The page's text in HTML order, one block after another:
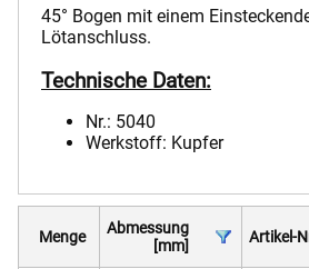
45° Bogen mit einem
Lötanschluss.
Technische Daten:
Nr.: 5040
Werkstoff: Kupfer
Menge
Abmessung
[mm]
Artikel-